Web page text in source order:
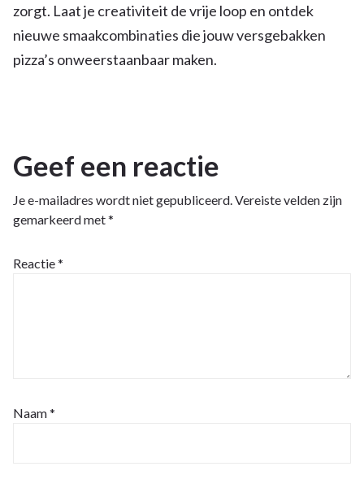
zorgt. Laat je creativiteit de vrije loop en ontdek
nieuwe smaakcombinaties die jouw versgebakken
pizza’s onweerstaanbaar maken.
Geef een reactie
Je e-mailadres wordt niet gepubliceerd. Vereiste velden zijn
gemarkeerd met*
Reactie*
Naam*